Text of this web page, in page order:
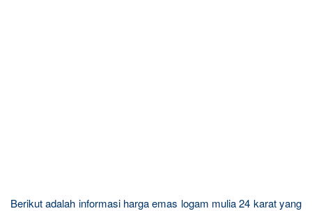
Berikut adalah informasi harga emas logam mulia 24 karat yang